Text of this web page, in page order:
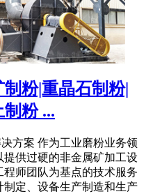
粉|重晶石制粉|
粉 ...
方案 作为工业磨粉业务领
供过硬的非金属矿加工设
师团队为基点的技术服务
定、设备生产制造和生产